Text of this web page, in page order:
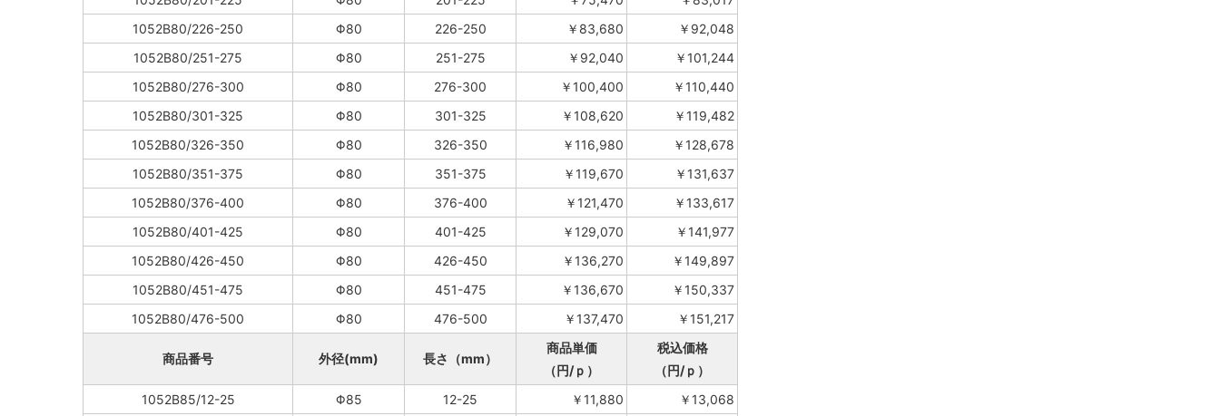
1052B80/226-250
Φ80 226-250 ￥83,680
￥92,048
1052B80/251-275
Φ80 251-275 ￥92,040
￥101,244
1052B80/276-300
Φ80 276-300 ￥100,400
￥110,440
1052B80/301-325
Φ80 301-325 ￥108,620
￥119,482
1052B80/326-350
Φ80 326-350 ￥116,980
￥128,678
1052B80/351-375
Φ80 351-375 ￥119,670
￥131,637
1052B80/376-400
Φ80 376-400 ￥121,470
￥133,617
1052B80/401-425
Φ80 401-425 ￥129,070
￥141,977
1052B80/426-450
Φ80 426-450 ￥136,270
￥149,897
1052B80/451-475
Φ80 451-475 ￥136,670
￥150,337
1052B80/476-500
Φ80 476-500 ￥137,470 ￥151,217
商品番号 外径(mm) 長さ（mm）
商品単価
（円/ｐ）
税込価格
（円/ｐ）
1052B85/12-25
Φ85 12-25 ￥11,880
￥13,068